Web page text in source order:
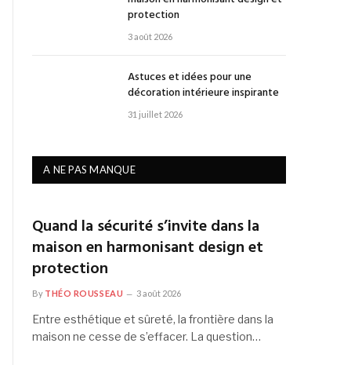
protection
3 août 2026
Astuces et idées pour une
décoration intérieure inspirante
31 juillet 2026
A NE PAS MANQUE
Quand la sécurité s’invite dans la
maison en harmonisant design et
protection
By THÉO ROUSSEAU 3 août 2026
Entre esthétique et sûreté, la frontière dans la
maison ne cesse de s’effacer. La question…